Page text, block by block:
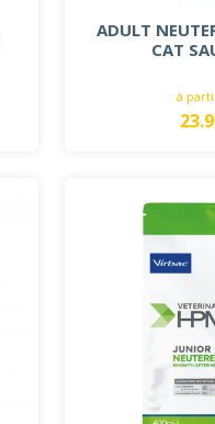
ADULT
CAT
à